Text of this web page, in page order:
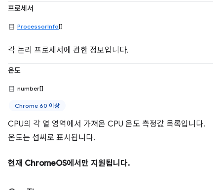
프로세서
ProcessorInfo[]
각 논리 프로세서에 관한 정보입니다.
온도
number[]
Chrome 60 이상
CPU의 각 열 영역에서 가져온 CPU 온도 측정값 목록입니다.
온도는 섭씨로 표시됩니다.
현재 ChromeOS에서만 지원됩니다.